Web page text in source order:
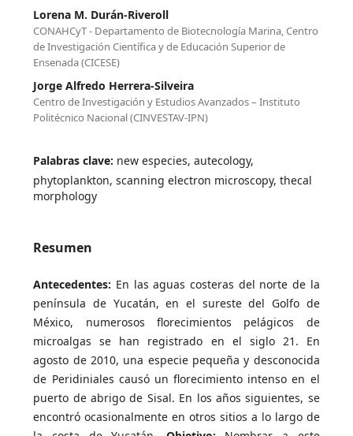
Lorena M. Durán-Riveroll
CONAHCyT - Departamento de Biotecnología Marina, Centro
de Investigación Científica y de Educación Superior de
Ensenada (CICESE)
Jorge Alfredo Herrera-Silveira
Centro de Investigación y Estudios Avanzados – Instituto
Politécnico Nacional (CINVESTAV-IPN)
Palabras clave: new especies, autecology,
phytoplankton, scanning electron microscopy, thecal
morphology
Resumen
Antecedentes: En las aguas costeras del norte de la
península de Yucatán, en el sureste del Golfo de
México, numerosos florecimientos pelágicos de
microalgas se han registrado en el siglo 21. En
agosto de 2010, una especie pequeña y desconocida
de Peridiniales causó un florecimiento intenso en el
puerto de abrigo de Sisal. En los años siguientes, se
encontró ocasionalmente en otros sitios a lo largo de